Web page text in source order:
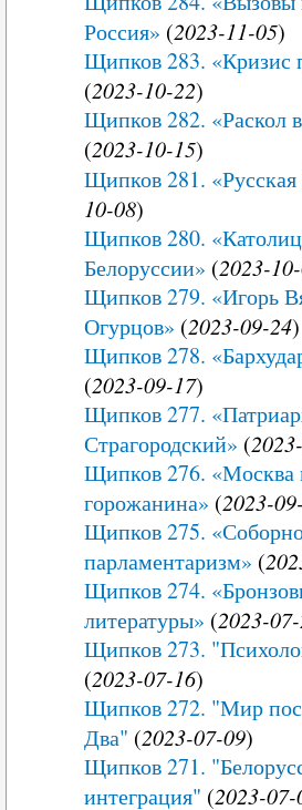
Россия» (2023-11-05)
Щипков 283. «Кризис
(2023-10-22)
Щипков 282. «Раскол
(2023-10-15)
Щипков 281.
10-08)
Щипков 280.
Белоруссии» (2023-
Щипков 279. «Игорь
Огурцов» (2023-09-24)
Щипков 278.
(2023-09-17)
Щипков 277.
Страгородский» (
Щипков 276. «Москва
горожанина» (2023-
Щипков 275.
парламентаризм» (
Щипков 274.
литературы» (2023-
Щипков 273.
(2023-07-16)
Щипков 272. "Мир
Два" (2023-07-09)
Щипков 271.
интеграция" (2023-07-